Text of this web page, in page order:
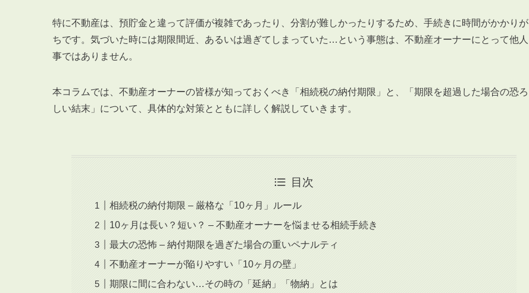
特に不動産は、預貯金と違って評価が複雑であったり、分割が難しかったりするため、手続きに時間がかかりが
ちです。気づいた時には期限間近、あるいは過ぎてしまっていた…という事態は、不動産オーナーにとって他人
事ではありません。
本コラムでは、不動産オーナーの皆様が知っておくべき「相続税の納付期限」と、「期限を超過した場合の恐ろ
しい結末」について、具体的な対策とともに詳しく解説していきます。
目次
相続税の納付期限 – 厳格な「10ヶ月」ルール
10ヶ月は長い？短い？ – 不動産オーナーを悩ませる相続手続き
最大の恐怖 – 納付期限を過ぎた場合の重いペナルティ
不動産オーナーが陥りやすい「10ヶ月の壁」
期限に間に合わない…その時の「延納」「物納」とは